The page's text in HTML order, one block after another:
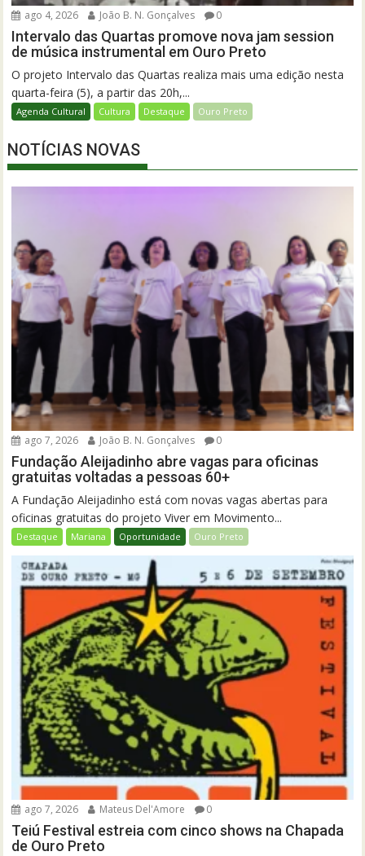
ago 4, 2026 João B. N. Gonçalves 0
Intervalo das Quartas promove nova jam session
de música instrumental em Ouro Preto
O projeto Intervalo das Quartas realiza mais uma edição nesta
quarta-feira (5), a partir das 20h,...
Agenda Cultural Cultura Destaque Ouro Preto
NOTÍCIAS NOVAS
ago 7, 2026 João B. N. Gonçalves 0
Fundação Aleijadinho abre vagas para oficinas
gratuitas voltadas a pessoas 60+
A Fundação Aleijadinho está com novas vagas abertas para
oficinas gratuitas do projeto Viver em Movimento...
Destaque Mariana Oportunidade Ouro Preto
ago 7, 2026 Mateus Del'Amore 0
Teiú Festival estreia com cinco shows na Chapada
de Ouro Preto